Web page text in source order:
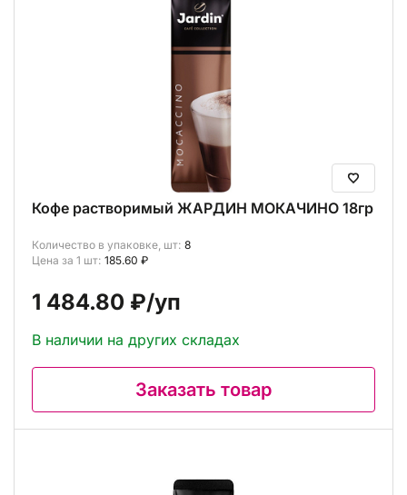
Кофе растворимый ЖАРДИН МОКАЧИНО 18гр
Количество в упаковке, шт: 8
Цена за 1 шт: 185.60 ₽
1 484.80 ₽/уп
В наличии на других складах
Заказать товар